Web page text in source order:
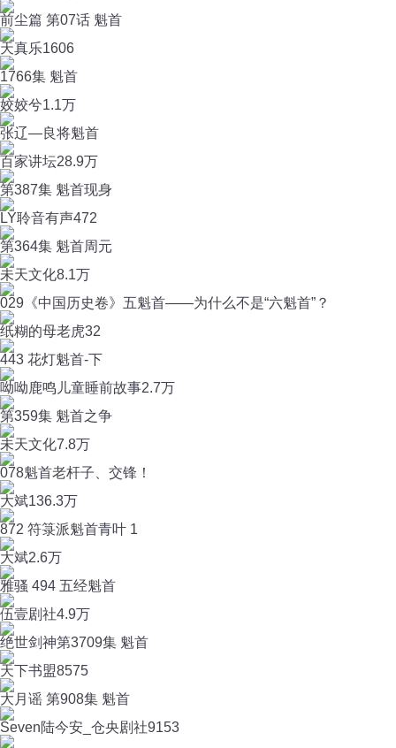
前尘篇 第07话 魁首
天真乐1606
1766集 魁首
姣姣兮1.1万
张辽—良将魁首
百家讲坛28.9万
第387集 魁首现身
LY聆音有声472
第364集 魁首周元
未天文化8.1万
029《中国历史卷》五魁首——为什么不是“六魁首”？
纸糊的母老虎32
443 花灯魁首-下
呦呦鹿鸣儿童睡前故事2.7万
第359集 魁首之争
未天文化7.8万
078魁首老杆子、交锋！
大斌136.3万
872 符箓派魁首青叶 1
大斌2.6万
雅骚 494 五经魁首
伍壹剧社4.9万
绝世剑神第3709集 魁首
天下书盟8575
大月谣 第908集 魁首
Seven陆今安_仓央剧社9153